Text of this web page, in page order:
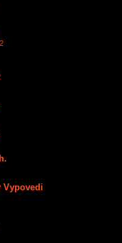
Vypovedi